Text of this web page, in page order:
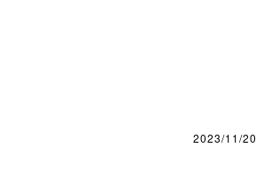
2023/11/20